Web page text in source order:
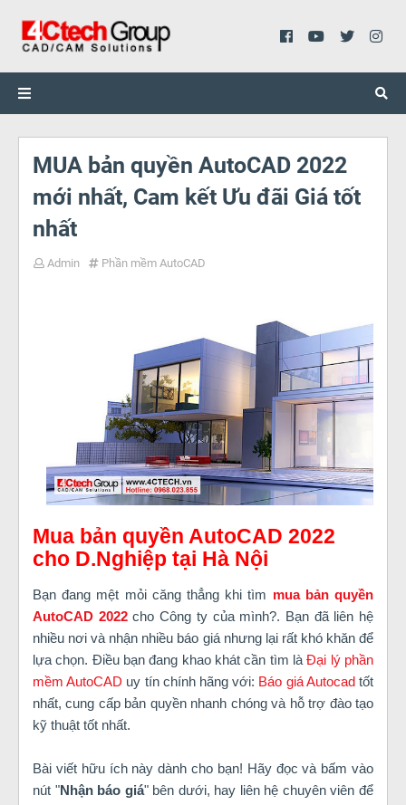
MUA bản quyền AutoCAD 2022
mới nhất, Cam kết Ưu đãi Giá tốt
nhất
Admin Phần mềm AutoCAD
Mua bản quyền AutoCAD 2022
cho D.Nghiệp tại Hà Nội
Bạn đang mệt mỏi căng thẳng khi tìm mua bản quyền
AutoCAD 2022cho Công ty của mình?. Bạn đã liên hệ
nhiều nơi và nhận nhiều báo giá nhưng lại rất khó khăn để
lựa chọn. Điều bạn đang khao khát cần tìm làĐại lý phần
mềm AutoCAD uy tín chính hãng với: Báo giá Autocadtốt
nhất, cung cấp bản quyền nhanh chóng và hỗ trợ đào tạo
kỹ thuật tốt nhất.
Bài viết hữu ích này dành cho bạn! Hãy đọc và bấm vào
nút "Nhận báo giá" bên dưới, hay liên hệ chuyên viên để